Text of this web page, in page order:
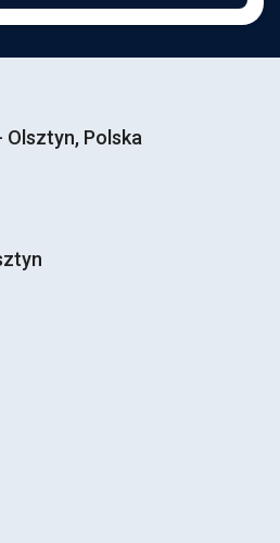
Olsztyn, Polska